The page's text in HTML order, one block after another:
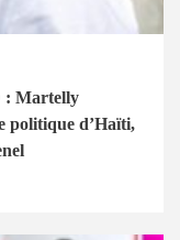
: Martelly
politique d’Haïti,